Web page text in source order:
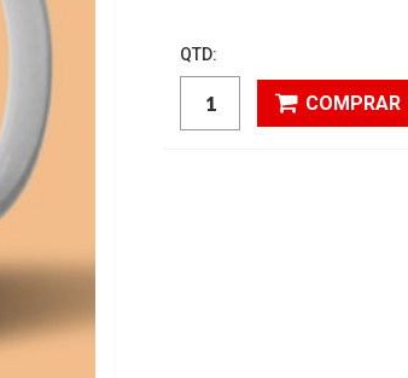
QTD:
COMPRAR